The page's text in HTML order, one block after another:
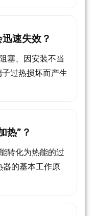
速失效？
塞、因安装不当
过热损坏而产生
热”？
转化为热能的过
的基本工作原